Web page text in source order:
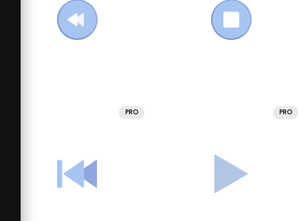
PRO PRO